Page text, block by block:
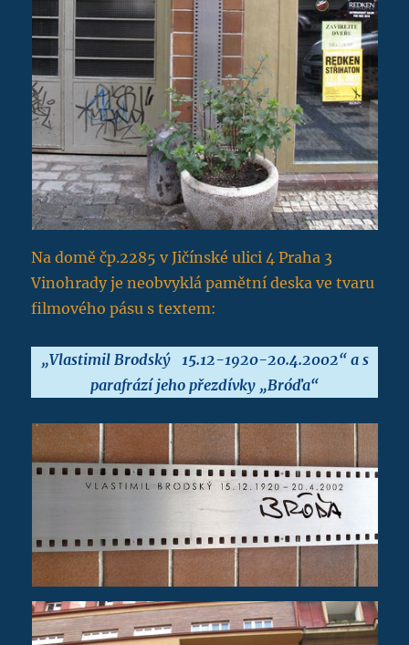
Na domě čp.2285 v Jičínské ulici 4 Praha 3
Vinohrady je neobvyklá pamětní deska ve tvaru
filmového pásu s textem:
„Vlastimil Brodský 15.12-1920-20.4.2002“a s
parafrází jeho přezdívky „Bróďa“